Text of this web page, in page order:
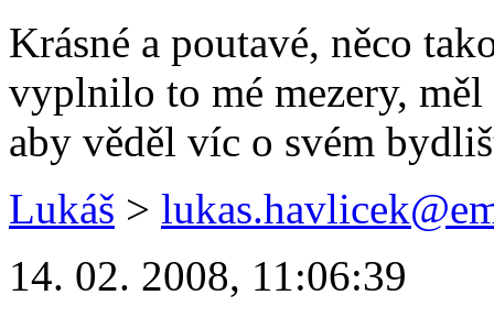
Krásné a poutavé, něco
vyplnilo to mé mezery,
aby věděl víc o svém
Lukáš >
14. 02. 2008, 11:06:39